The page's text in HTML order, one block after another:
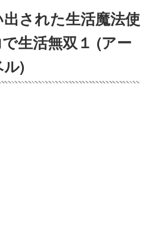
された生活魔法使
生活無双１ (アー
)